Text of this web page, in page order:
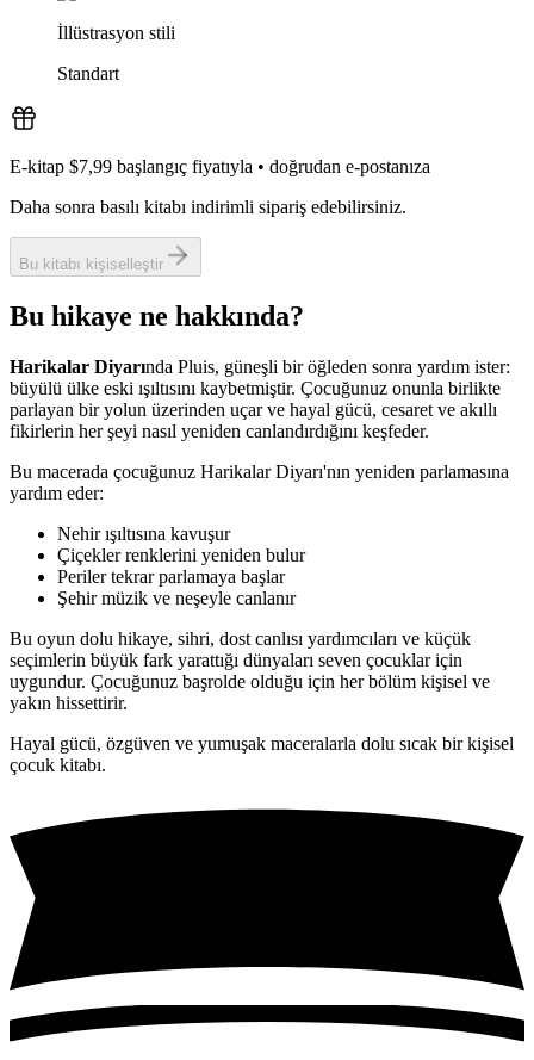
İllüstrasyon stili
Standart
E-kitap $7,99 başlangıç fiyatıyla • doğrudan e-postanıza
Daha sonra basılı kitabı indirimli sipariş edebilirsiniz.
Bu kitabı kişiselleştir
Bu hikaye ne hakkında?
Harikalar Diyarında Pluis, güneşli bir öğleden sonra yardım ister:
büyülü ülke eski ışıltısını kaybetmiştir. Çocuğunuz onunla birlikte
parlayan bir yolun üzerinden uçar ve hayal gücü, cesaret ve akıllı
fikirlerin her şeyi nasıl yeniden canlandırdığını keşfeder.
Bu macerada çocuğunuz Harikalar Diyarı'nın yeniden parlamasına
yardım eder:
Nehir ışıltısına kavuşur
Çiçekler renklerini yeniden bulur
Periler tekrar parlamaya başlar
Şehir müzik ve neşeyle canlanır
Bu oyun dolu hikaye, sihri, dost canlısı yardımcıları ve küçük
seçimlerin büyük fark yarattığı dünyaları seven çocuklar için
uygundur. Çocuğunuz başrolde olduğu için her bölüm kişisel ve
yakın hissettirir.
Hayal gücü, özgüven ve yumuşak maceralarla dolu sıcak bir kişisel
çocuk kitabı.